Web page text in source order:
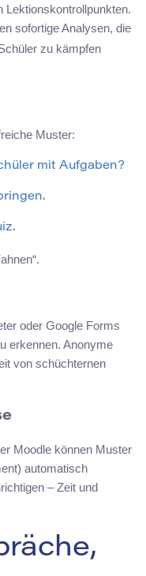
Lektionskontrollpunkten.
sofortige Analysen, die
zu kämpfen
Muster:
mit Aufgaben?
oder Google Forms
erkennen. Anonyme
von schüchternen
Moodle können Muster
automatisch
– Zeit und